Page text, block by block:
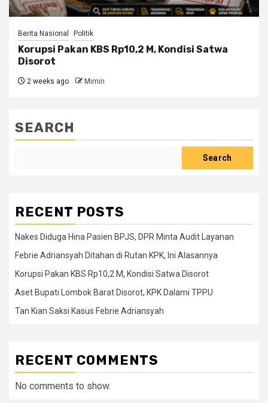
Berita Nasional Politik
Korupsi Pakan KBS Rp10,2 M, Kondisi Satwa
Disorot
2 weeks ago Mimin
SEARCH
Search
RECENT POSTS
Nakes Diduga Hina Pasien BPJS, DPR Minta Audit Layanan
Febrie Adriansyah Ditahan di Rutan KPK, Ini Alasannya
Korupsi Pakan KBS Rp10,2 M, Kondisi Satwa Disorot
Aset Bupati Lombok Barat Disorot, KPK Dalami TPPU
Tan Kian Saksi Kasus Febrie Adriansyah
RECENT COMMENTS
No comments to show.